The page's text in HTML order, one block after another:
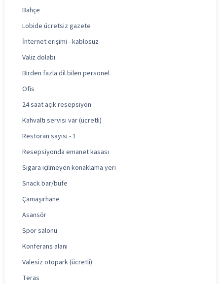
Bahçe
Lobide ücretsiz gazete
İnternet erişimi - kablosuz
Valiz dolabı
Birden fazla dil bilen personel
Ofis
24 saat açık resepsiyon
Kahvaltı servisi var (ücretli)
Restoran sayısı - 1
Resepsiyonda emanet kasası
Sigara içilmeyen konaklama yeri
Snack bar/büfe
Çamaşırhane
Asansör
Spor salonu
Konferans alanı
Valesiz otopark (ücretli)
Teras